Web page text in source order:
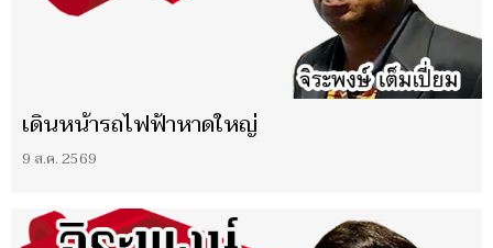
เดินหน้ารถไฟฟ้าหาดใหญ่
9 ส.ค. 2569